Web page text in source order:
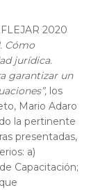
2020
Cómo
jurídica.
garantizar un
los
Mario Adaro
la pertinente
presentadas,
a)
Capacitación;